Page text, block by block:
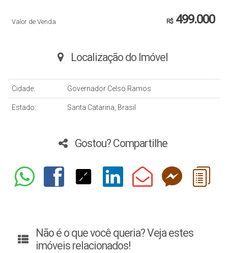
R$499.000
Valor de Venda
Localização do Imóvel
Cidade: Governador Celso Ramos
Estado: Santa Catarina, Brasil
Gostou? Compartilhe
Não é o que você queria? Veja estes
imóveis relacionados!